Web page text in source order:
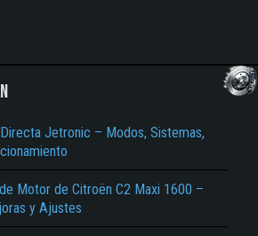
Jetronic – Modos, Sistemas,
Motor de Citroën C2 Maxi 1600 –
y Ajustes